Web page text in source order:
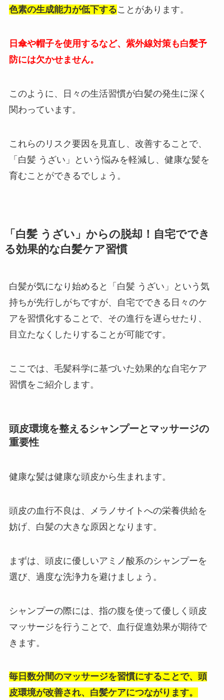
色素の生成能力が低下することがあります。
日傘や帽子を使用するなど、紫外線対策も白髪予
防には欠かせません。
このように、日々の生活習慣が白髪の発生に深く
関わっています。
これらのリスク要因を見直し、改善することで、
「白髪 うざい」という悩みを軽減し、健康な髪を
育むことができるでしょう。
「白髪 うざい」からの脱却！自宅ででき
る効果的な白髪ケア習慣
白髪が気になり始めると「白髪 うざい」という気
持ちが先行しがちですが、自宅でできる日々のケ
アを習慣化することで、その進行を遅らせたり、
目立たなくしたりすることが可能です。
ここでは、毛髪科学に基づいた効果的な自宅ケア
習慣をご紹介します。
頭皮環境を整えるシャンプーとマッサージの
重要性
健康な髪は健康な頭皮から生まれます。
頭皮の血行不良は、メラノサイトへの栄養供給を
妨げ、白髪の大きな原因となります。
まずは、頭皮に優しいアミノ酸系のシャンプーを
選び、過度な洗浄力を避けましょう。
シャンプーの際には、指の腹を使って優しく頭皮
マッサージを行うことで、血行促進効果が期待で
きます。
毎日数分間のマッサージを習慣にすることで、頭
皮環境が改善され、白髪ケアにつながります。